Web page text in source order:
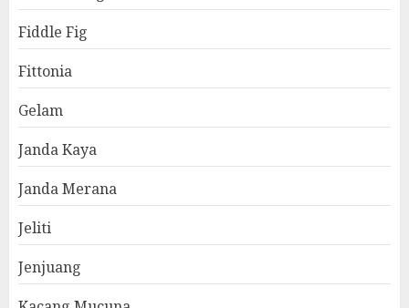
Fiddle Fig
Fittonia
Gelam
Janda Kaya
Janda Merana
Jeliti
Jenjuang